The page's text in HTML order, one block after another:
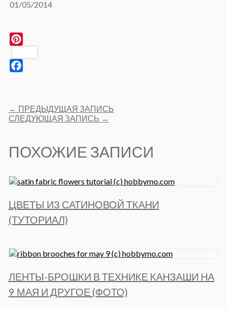
01/05/2014
Post
navigation
← ПРЕДЫДУЩАЯ ЗАПИСЬ
СЛЕДУЮЩАЯ ЗАПИСЬ →
ПОХОЖИЕ ЗАПИСИ
ЦВЕТЫ ИЗ САТИНОВОЙ ТКАНИ
(ТУТОРИАЛ)
ЛЕНТЫ-БРОШКИ В ТЕХНИКЕ КАНЗАШИ НА
9 МАЯ И ДРУГОЕ (ФОТО)